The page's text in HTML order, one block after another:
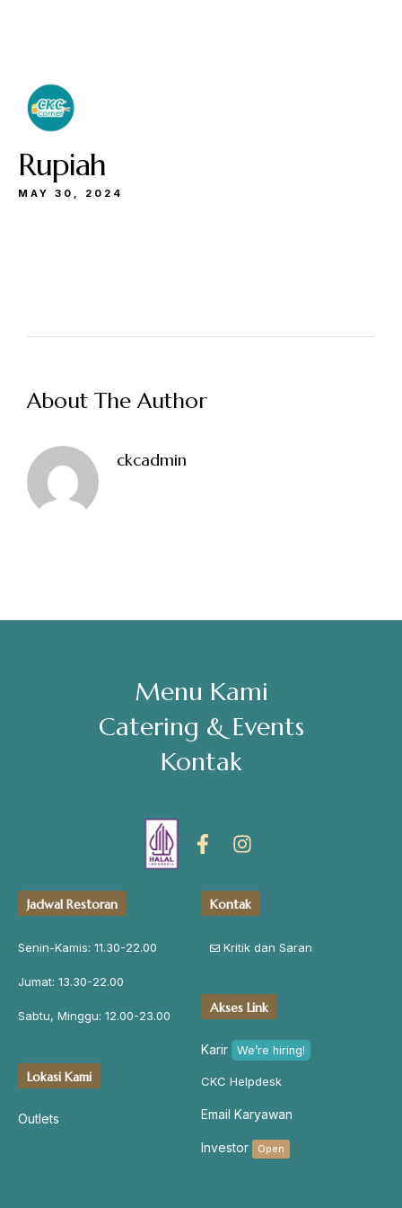
Rupiah
MAY 30, 2024
About The Author
ckcadmin
Menu Kami
Catering & Events
Kontak
Jadwal Restoran
Senin-Kamis: 11.30-22.00
Jumat: 13.30-22.00
Sabtu, Minggu: 12.00-23.00
Lokasi Kami
Outlets
Kontak
Kritik dan Saran
Akses Link
Karir We’re hiring!
CKC Helpdesk
Email Karyawan
Investor Open
Jumat: 13.30-22.00
Address
Jl. Perisai No. 16-17 Rantauprapat, Labuhanbatu, Sumatera